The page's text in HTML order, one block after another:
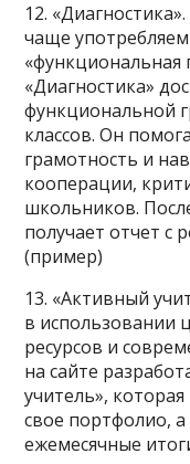
12.
чаще
«функциональная
«Диагностика»
функциональной
классов. Он
грамотность и
кооперации,
школьников.
получает отчет с
(пример)
13. «Активный
в использовании
ресурсов и
на сайте
учитель»,
свое портфолио,
ежемесячные